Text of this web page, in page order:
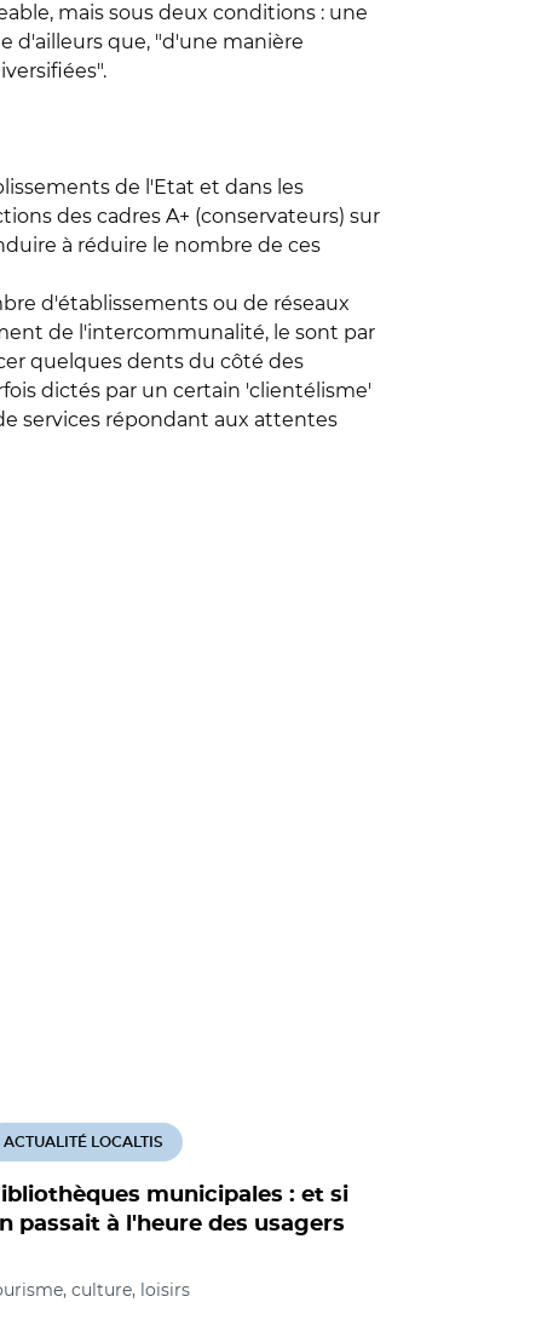
mais sous deux conditions : une
d'ailleurs que, "d'une manière
de l'Etat et dans les
des cadres A+ (conservateurs) sur
à réduire le nombre de ces
d'établissements ou de réseaux
de l'intercommunalité, le sont par
quelques dents du côté des
dictés par un certain 'clientélisme'
services répondant aux attentes
municipales : et si
passait à l'heure des usagers
ACTUALITÉ LOCALTIS
culture, loisirs